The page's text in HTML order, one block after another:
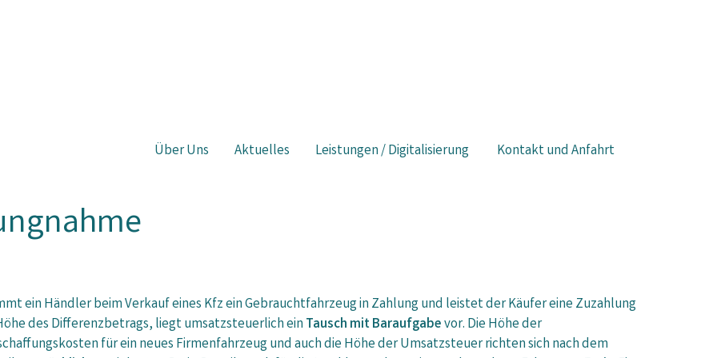
Über Uns Aktuelles Leistungen / Digitalisierung Kontakt und Anfahrt
ein Händler beim Verkauf eines Kfz ein Gebrauchtfahrzeug in Zahlung und leistet der Käufer eine Zuzahlung
des Differenzbetrags, liegt umsatzsteuerlich ein Tausch mit Baraufgabevor. Die Höhe der
für ein neues Firmenfahrzeug und auch die Höhe der Umsatzsteuer richten sich nach dem